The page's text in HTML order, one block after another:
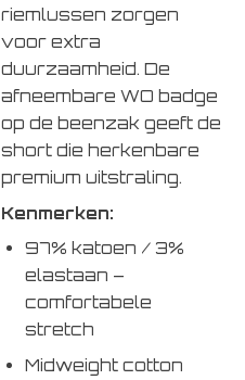
riemlussen zorgen
voor extra
duurzaamheid. De
afneembare WO badge
op de beenzak geeft de
short die herkenbare
premium uitstraling.
Kenmerken:
97% katoen / 3%
elastaan –
comfortabele
stretch
Midweight cotton